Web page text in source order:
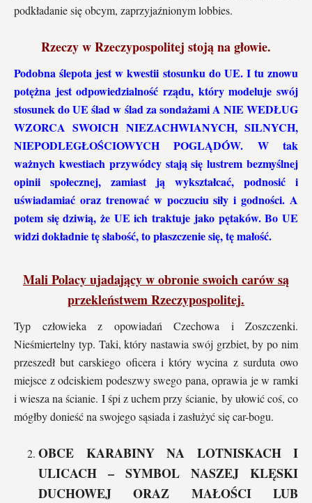
podkładanie się obcym, zaprzyjaźnionym lobbies.
Rzeczy w Rzeczypospolitej stoją na głowie.
Podobna ślepota jest w kwestii stosunku do UE. I tu znowu
potężna jest odpowiedzialność rządu, który modeluje swój
stosunek do UE ślad w ślad za sondażami A NIE WEDŁUG
WZORCA SWOICH NIEZACHWIANYCH, SILNYCH,
NIEPODLEGŁOŚCIOWYCH POGLĄDÓW. W tak
ważnych kwestiach przywódcy stają się lustrem bezmyślnej
opinii społecznej, zamiast ją wykształcać, podnosić i
uświadamiać oraz trenować w poczuciu siły i godności. A
potem się dziwią, że UE ich traktuje jako pętaków. Bo UE
widzi dokładnie tę słabość, to płaszczenie się, tę małość.
Mali Polacy ujadający w obronie swoich carów są
przekleństwem Rzeczypospolitej.
Typ człowieka z opowiadań Czechowa i Zoszczenki.
Nieśmiertelny typ. Taki, który nastawia swój grzbiet, by po nim
przeszedł but carskiego oficera i który wycina z surduta owo
miejsce z odciskiem podeszwy swego pana, oprawia je w ramki
i wiesza na ścianie. I śpi z uchem przy ścianie, by ułowić coś, co
mógłby donieść na swojego sąsiada i zasłużyć się car-bogu.
OBCE KARABINY NA LOTNISKACH I
ULICACH – SYMBOL NASZEJ KLĘSKI
DUCHOWEJ ORAZ MAŁOŚCI LUB